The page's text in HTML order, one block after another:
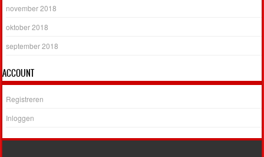
november 2018
oktober 2018
september 2018
ACCOUNT
Registreren
Inloggen